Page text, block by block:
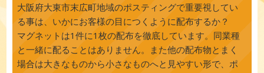
大阪府大東市末広町地域のポスティングで重要視してい
る事は、いかにお客様の目につくように配布するか？
マグネットは1件に1枚の配布を徹底しています。同業種
と一緒に配ることはありません。また他の配布物とまく
場合は大きなものから小さなものへと見やすい形で、ポ